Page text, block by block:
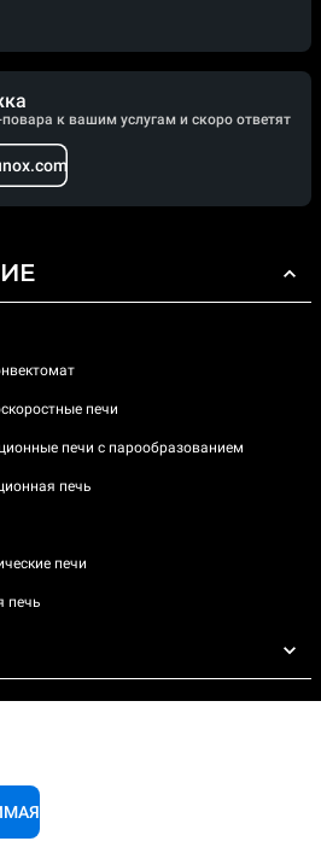
к вашим услугам и скоро ответят
печи
печи с парообразованием
печь
печи
печь
мойки
вручную